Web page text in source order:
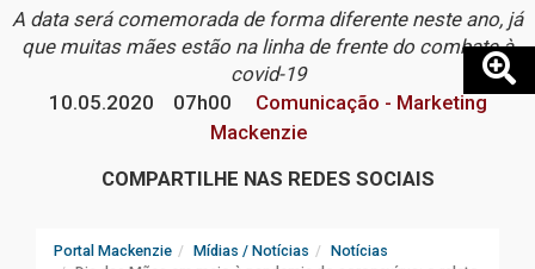
A data será comemorada de forma diferente neste ano, já
que muitas mães estão na linha de frente do combate à
covid-19
10.05.2020
07h00
Comunicação - Marketing
Mackenzie
COMPARTILHE NAS REDES SOCIAIS
Portal Mackenzie Mídias / Notícias
Notícias